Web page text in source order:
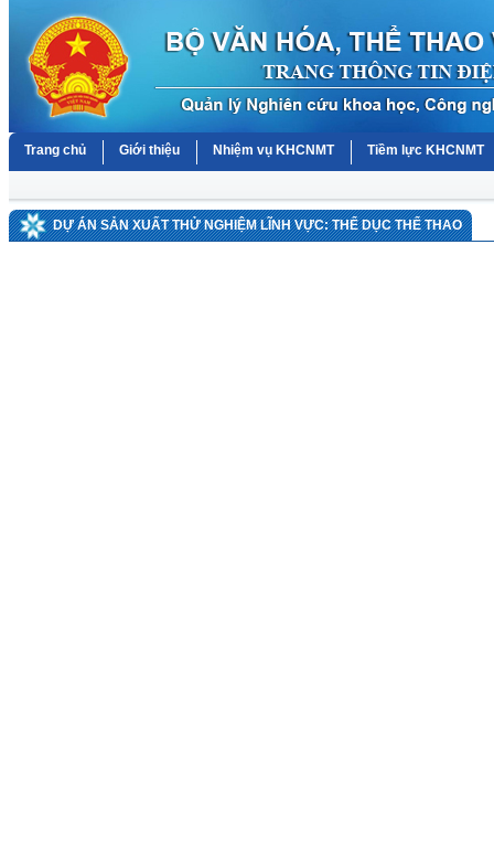
Trang chủ Giới thiệu Nhiệm vụ KHCNMT Tiềm lực KHCNMT
DỰ ÁN SẢN XUẤT THỬ NGHIỆM LĨNH VỰC: THỂ DỤC THỂ THAO